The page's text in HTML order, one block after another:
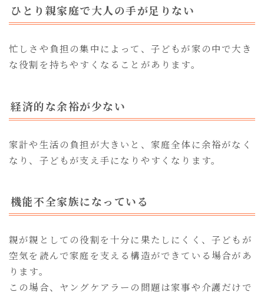
ひとり親家庭で大人の手が足りない
忙しさや負担の集中によって、子どもが家の中で大き
な役割を持ちやすくなることがあります。
経済的な余裕が少ない
家計や生活の負担が大きいと、家庭全体に余裕がなく
なり、子どもが支え手になりやすくなります。
機能不全家族になっている
親が親としての役割を十分に果たしにくく、子どもが
空気を読んで家庭を支える構造ができている場合があ
ります。
この場合、ヤングケアラーの問題は家事や介護だけで